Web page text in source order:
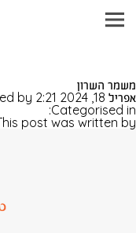
מעבר
מהיר
לתוכן
הראשי
משמר השרון
אפריל 18, 2024 2:21 pm
by
Categorised in:
post was written by